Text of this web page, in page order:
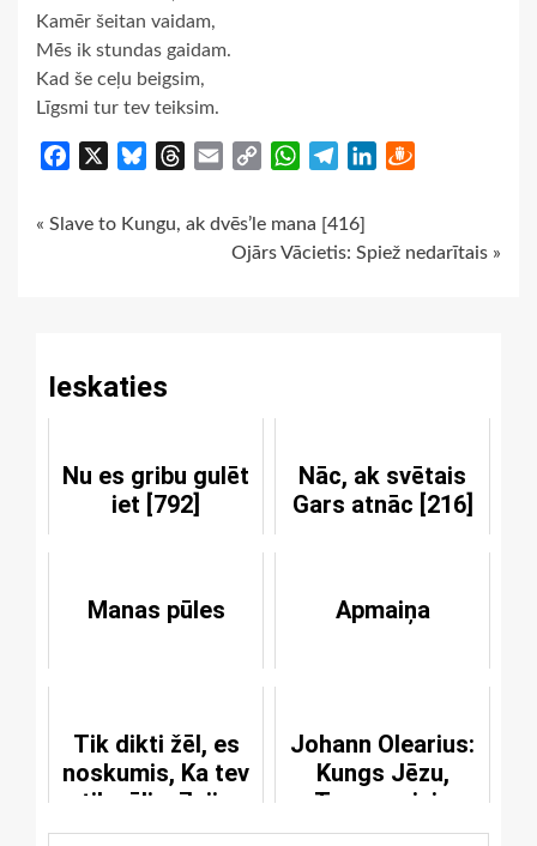
Kamēr šeitan vaidam,
Mēs ik stundas gaidam.
Kad še ceļu beigsim,
Līgsmi tur tev teiksim.
Facebook BlueskyThreads
Email
Copy
WhatsApp
TelegramLinkedIn
Continue
« Slave to Kungu, ak dvēs’le mana [416]
Ojārs Vācietis: Spiež nedarītais »
Ieskaties
Nu es gribu gulēt
iet [792]
Nāc, ak svētais
Gars atnāc [216]
Manas pūles Apmaiņa
Tik dikti žēl, es
noskumis, Ka tev
tik vēli mīlejis
[567]
Johann Olearius:
Kungs Jēzu,
Tavas asinis